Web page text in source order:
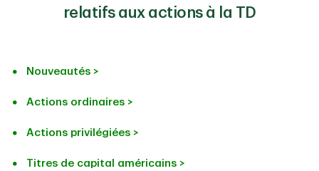
relatifs aux actions à la TD
Nouveautés >
Actions ordinaires >
Actions privilégiées >
Titres de capital américains >